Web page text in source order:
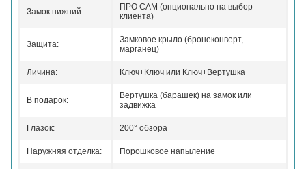
Замок нижний:
ПРО САМ (опционально на выбор
клиента)
Защита:
Замковое крыло (бронеконверт,
марганец)
Личина: Ключ+Ключ или Ключ+Вертушка
В подарок:
Вертушка (барашек) на замок или
задвижка
Глазок: 200° обзора
Наружняя отделка: Порошковое напыление